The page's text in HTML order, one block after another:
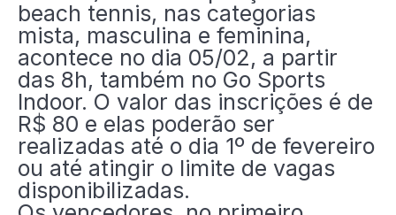
beach tennis, nas categorias
mista, masculina e feminina,
acontece no dia 05/02, a partir
das 8h, também no Go Sports
Indoor. O valor das inscrições é de
R$ 80 e elas poderão ser
realizadas até o dia 1º de fevereiro
ou até atingir o limite de vagas
disponibilizadas.